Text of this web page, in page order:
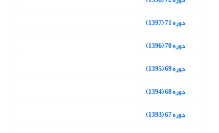
دوره 71 (1397)
دوره 70 (1396)
دوره 69 (1395)
دوره 68 (1394)
دوره 67 (1393)